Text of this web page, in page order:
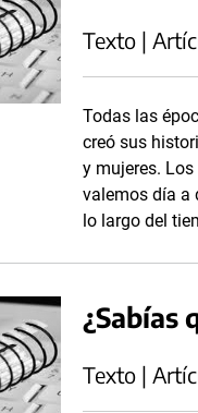
Texto |
Todas las
creó sus
y mujeres.
valemos día a
lo largo del
¿Sabías
Texto |